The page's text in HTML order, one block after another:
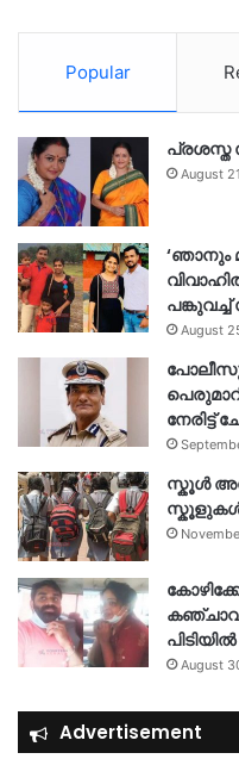
Popular
പ്രശസ്ത
August
‘ഞാനും
പങ്കുവച്ച്
August
നേരിട്ട്
സ്കൂൾ
പിടിയിൽ
August
Advertisement